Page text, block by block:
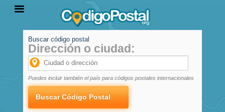
PROVINCIAS
LOCALIDADES
Buscar código postal
Dirección o ciudad:
Puedes incluir también el país para códigos postales internacionales